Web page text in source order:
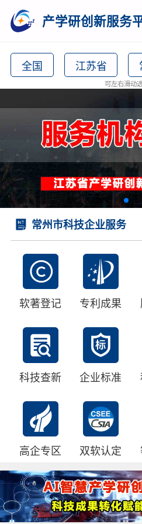
产学研创新服务
全国 江苏省
可左右滑动
常州市科技企业服务
软著登记 专利成果
科技查新 企业标准
高企专区 双软认定